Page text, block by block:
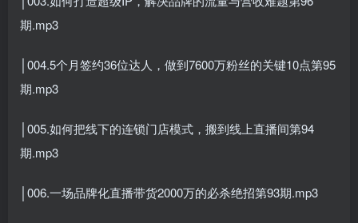
期.mp3
│004.5个月签约36位达人，做到7600万粉丝的关键10点第95
期.mp3
│005.如何把线下的连锁门店模式，搬到线上直播间第94
期.mp3
│006.一场品牌化直播带货2000万的必杀绝招第93期.mp3